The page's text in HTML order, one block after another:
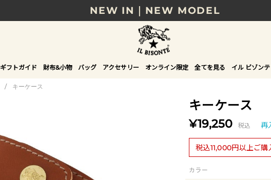
NEW IN｜NEW MODEL
8/17(月)10時まで｜税込11,000円以上で送料無料
贈る相手やシーンから選べる、新しいギフトガイ
NEW IN｜COLOR LEATHER
ギフトガイド 財布&小物 バッグ アクセサリー オンライン限定 全てを見る イル ビゾン
/ キーケース
キーケース
¥19,250 税込 再
税込11,000円以上ご
カラー